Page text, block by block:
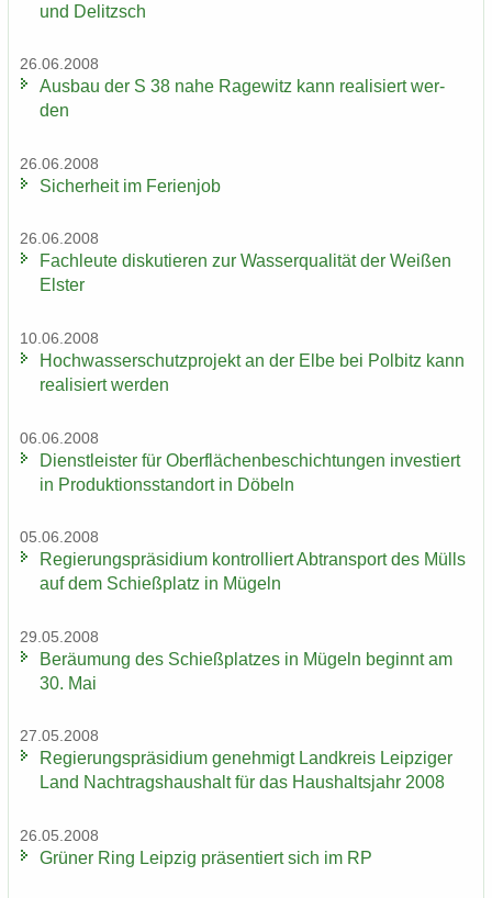
und De­litzsch
26.06.2008
Aus­bau der S 38 nahe Ra­ge­witz kann rea­li­siert wer­
den
26.06.2008
Si­cher­heit im Fe­ri­en­job
26.06.2008
Fach­leu­te dis­ku­tie­ren zur Was­ser­qua­li­tät der Wei­ßen
Els­ter
10.06.2008
Hoch­was­ser­schutz­pro­jekt an der Elbe bei Pol­bitz kann
rea­li­siert wer­den
06.06.2008
Dienst­leis­ter für Ober­flä­chen­be­schich­tun­gen in­ves­tiert
in Pro­duk­ti­ons­stand­ort in Dö­beln
05.06.2008
Re­gie­rungs­prä­si­di­um kon­trol­liert Ab­trans­port des Mülls
auf dem Schieß­platz in Mü­geln
29.05.2008
Be­räu­mung des Schieß­plat­zes in Mü­geln be­ginnt am
30. Mai
27.05.2008
Re­gie­rungs­prä­si­di­um ge­neh­migt Land­kreis Leip­zi­ger
Land Nach­trags­haus­halt für das Haus­halts­jahr 2008
26.05.2008
Grü­ner Ring Leip­zig prä­sen­tiert sich im RP